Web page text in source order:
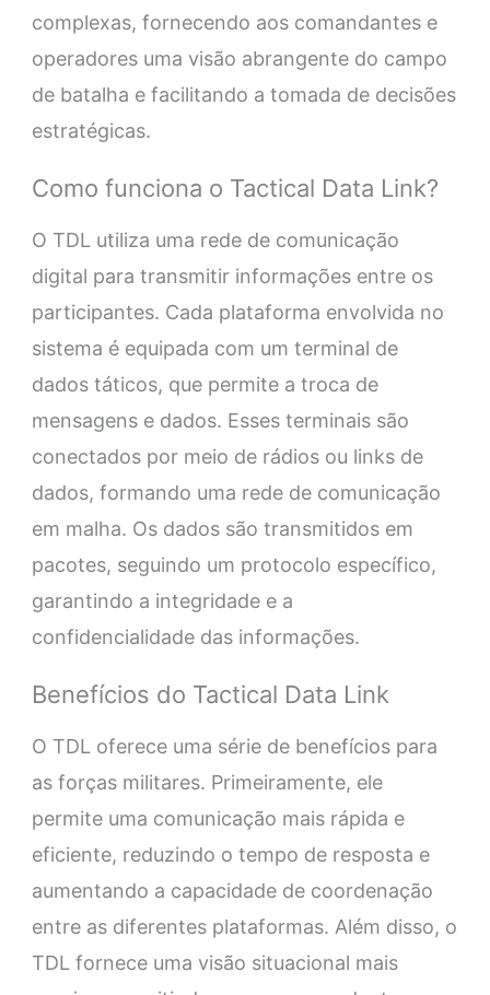
complexas, fornecendo aos comandantes e
operadores uma visão abrangente do campo
de batalha e facilitando a tomada de decisões
estratégicas.
Como funciona o Tactical Data Link?
O TDL utiliza uma rede de comunicação
digital para transmitir informações entre os
participantes. Cada plataforma envolvida no
sistema é equipada com um terminal de
dados táticos, que permite a troca de
mensagens e dados. Esses terminais são
conectados por meio de rádios ou links de
dados, formando uma rede de comunicação
em malha. Os dados são transmitidos em
pacotes, seguindo um protocolo específico,
garantindo a integridade e a
confidencialidade das informações.
Benefícios do Tactical Data Link
O TDL oferece uma série de benefícios para
as forças militares. Primeiramente, ele
permite uma comunicação mais rápida e
eficiente, reduzindo o tempo de resposta e
aumentando a capacidade de coordenação
entre as diferentes plataformas. Além disso, o
TDL fornece uma visão situacional mais